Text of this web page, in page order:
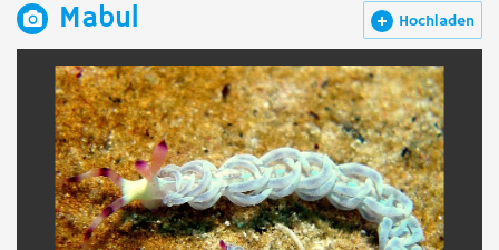
Hochladen
Mabul